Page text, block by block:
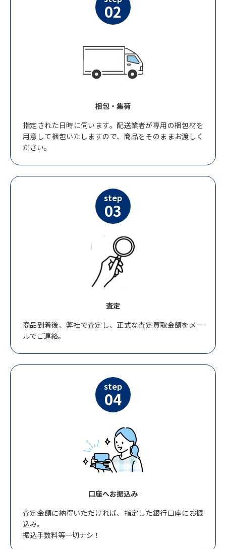
02
梱包・集荷
指定された日時に伺います。配送業者が専用の梱包材を
用意して梱包いたしますので、商品をそのままお渡しく
ださい。
step
03
査定
商品到着後、弊社で査定し、正式な査定買取金額をメー
ルでご連絡。
step
04
口座へお振込み
査定金額に納得いただければ、指定した銀行口座にお振
込み。
振込手数料等一切ナシ！